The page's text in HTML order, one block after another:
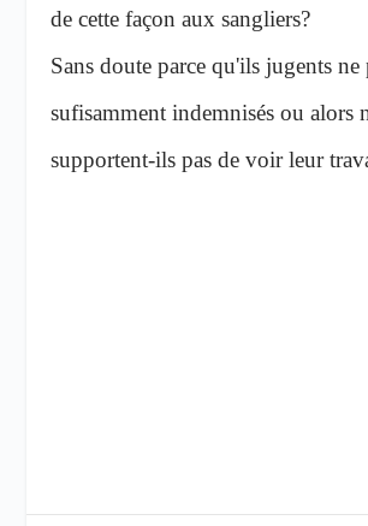
de cette façon aux sangliers?
Sans doute parce qu'ils jugents ne
sufisamment indemnisés ou alors
supportent-ils pas de voir leur